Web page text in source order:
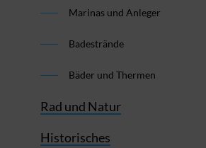
Marinas und Anleger
Badestrände
Bäder und Thermen
Rad und Natur
Historisches